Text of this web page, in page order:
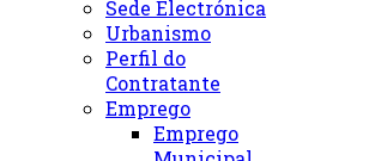
Sede Electrónica
Urbanismo
Perfil do
Contratante
Emprego
Emprego